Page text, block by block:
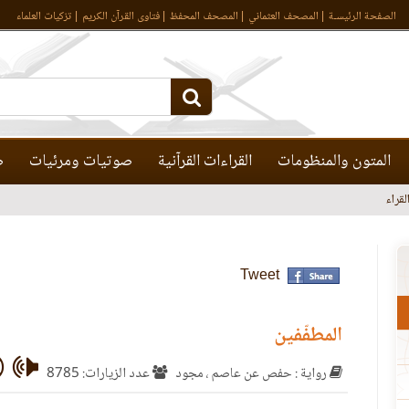
الصفحة الرئيسـة المصحف العثماني المصحف المحفظ فتاوى القرآن الكريم تزكيات العلماء
المتون والمنظومات القراءات القرآنية صوتيات ومرئيات
Tweet
المطفّفين
رواية : حفص عن عاصم ، مجود عدد الزيارات: 8785